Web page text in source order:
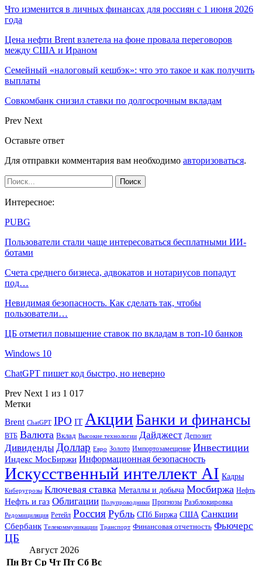
Что изменится в личных финансах для россиян с 1 июня 2026
года
Цена нефти Brent взлетела на фоне провала переговоров
между США и Ираном
Семейный «налоговый кешбэк»: что это такое и как получить
выплаты
Совкомбанк снизил ставки по долгосрочным вкладам
Prev Next
Оставьте ответ
Для отправки комментария вам необходимо авторизоваться.
Интересное:
PUBG
Пользователи стали чаще интересоваться бесплатными ИИ-
ботами
Счета среднего бизнеса, адвокатов и нотариусов попадут
под…
Невидимая безопасность. Как сделать так, чтобы
пользователи…
ЦБ отметил повышение ставок по вкладам в топ-10 банков
Windows 10
ChatGPT пишет код быстро, но неверно
Prev Next 1 из 1 017
Метки
Brent ChatGPT IPO IT Акции Банки и финансы
ВТБ Валюта Вклад Высокие технологии Дайджест Депозит
Дивиденды Доллар Евро Золото Импортозамещение Инвестиции
Индекс МосБиржи Информационная безопасность
Искусственный интеллект AI Кадры
Киберугрозы Ключевая ставка Металлы и добыча Мосбиржа Нефть
Нефть и газ Облигации Полупроводники Прогнозы Разблокировка
Редомициляция Ретейл Россия Рубль СПб Биржа США Санкции
Сбербанк Телекоммуникации Транспорт Финансовая отчетность Фьючерс
ЦБ
Август 2026
Пн Вт Ср Чт Пт Сб Вс